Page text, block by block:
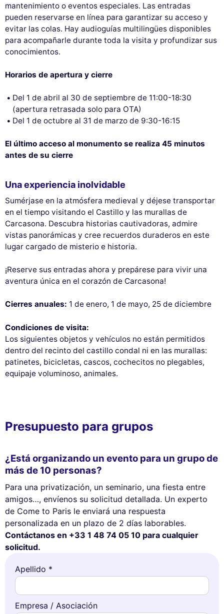
Este sitio web utiliza
mantenimiento o eventos especiales. Las entradas
pueden reservarse en línea para garantizar su acceso y
evitar las colas. Hay audioguías multilingües disponibles
para acompañarle durante toda la visita y profundizar sus
conocimientos.
Horarios de apertura y cierre
Del 1 de abril al 30 de septiembre de 11:00-18:30
(apertura retrasada solo para OTA)
Del 1 de octubre al 31 de marzo de 9:30-16:15
El último acceso al monumento se realiza 45 minutos
antes de su cierre
Una experiencia inolvidable
Sumérjase en la atmósfera medieval y déjese transportar
en el tiempo visitando el Castillo y las murallas de
Carcasona. Descubra historias cautivadoras, admire
vistas panorámicas y cree recuerdos duraderos en este
lugar cargado de misterio e historia.
¡Reserve sus entradas ahora y prepárese para vivir una
aventura única en el corazón de Carcasona!
Cierres anuales: 1 de enero, 1 de mayo, 25 de diciembre
Condiciones de visita:
Los siguientes objetos y vehículos no están permitidos
dentro del recinto del castillo condal ni en las murallas:
patinetes, bicicletas, cascos, cochecitos no plegables,
equipaje voluminoso, animales.
Presupuesto para grupos
¿Está organizando un evento para un grupo de
más de 10 personas?
Para una privatización, un seminario, una fiesta entre
amigos…, envíenos su solicitud detallada. Un experto
de Come to Paris le enviará una respuesta
personalizada en un plazo de 2 días laborables.
Contáctanos en +33 1 48 74 05 10 para cualquier
solicitud.
Apellido *
Empresa / Asociación